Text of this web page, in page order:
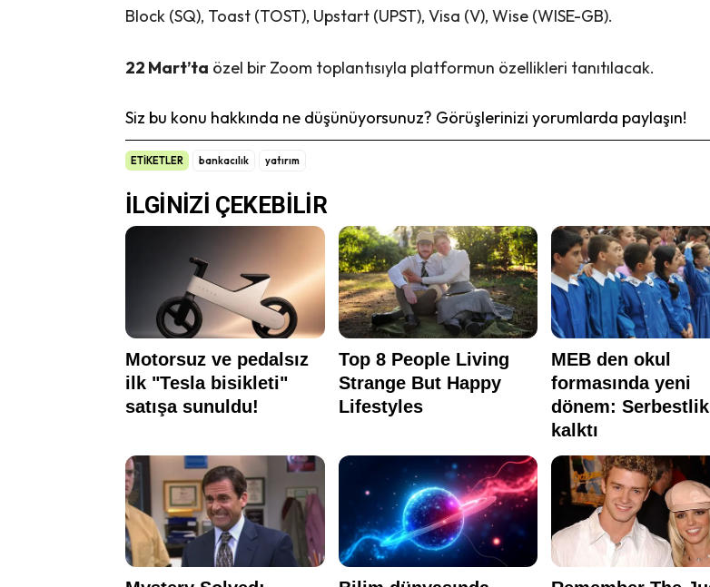
Block (SQ), Toast (TOST), Upstart (UPST), Visa (V), Wise (WISE-GB).
22 Mart’ta özel bir Zoom toplantısıyla platformun özellikleri tanıtılacak.
Siz bu konu hakkında ne düşünüyorsunuz? Görüşlerinizi yorumlarda paylaşın!
ETİKETLER bankacılık yatırım